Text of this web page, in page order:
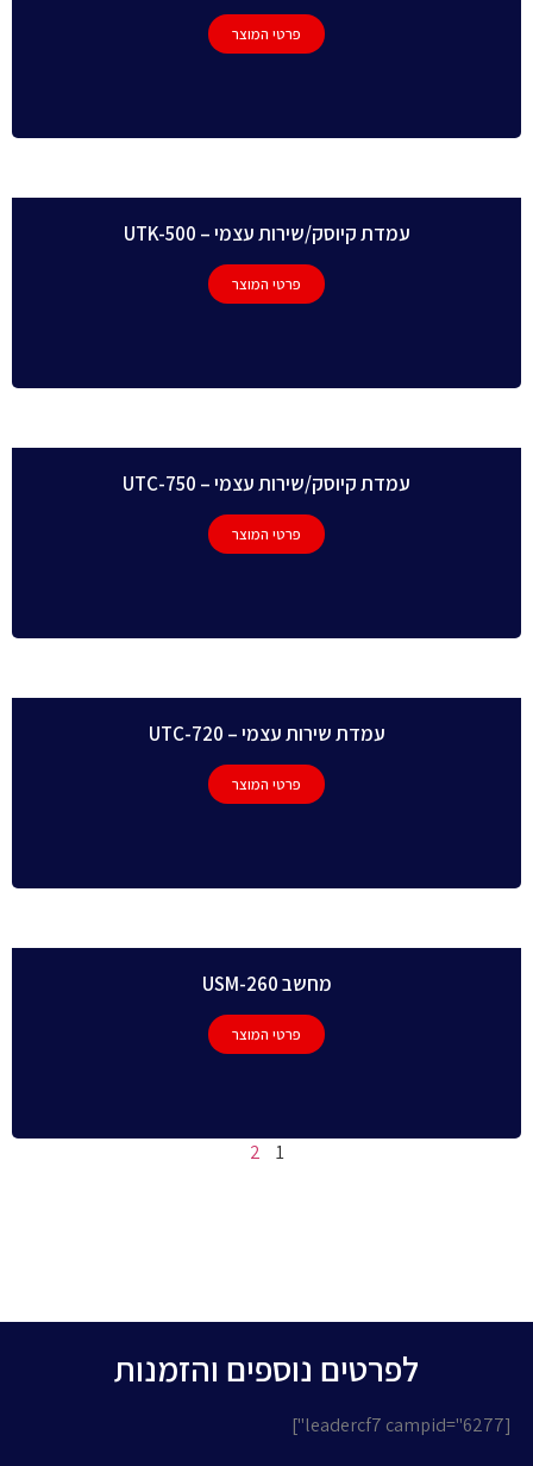
פרטי המוצר
עמדת קיוסק/שירות עצמי – UTK-500
פרטי המוצר
עמדת קיוסק/שירות עצמי – UTC-750
פרטי המוצר
עמדת שירות עצמי – UTC-720
פרטי המוצר
מחשב USM-260
פרטי המוצר
1
2
לפרטים נוספים והזמנות
[leadercf7 campid="6277"]